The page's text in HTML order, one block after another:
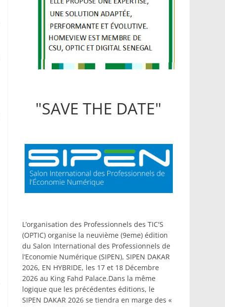
"SAVE THE DATE"
L’organisation des Professionnels des TIC'S
(OPTIC) organise la neuvième (9eme) édition
du Salon International des Professionnels de
l’Economie Numérique (SIPEN), SIPEN DAKAR
2026, EN HYBRIDE, les 17 et 18 Décembre
2026 au King Fahd Palace.Dans la même
logique que les précédentes éditions, le
SIPEN DAKAR 2026 se tiendra en marge des «